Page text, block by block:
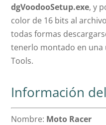
dgVoodooSetup.exe, y
color de 16 bits al archivo
todas formas
tenerlo montado en
Tools.
Información
Nombre: Moto Racer